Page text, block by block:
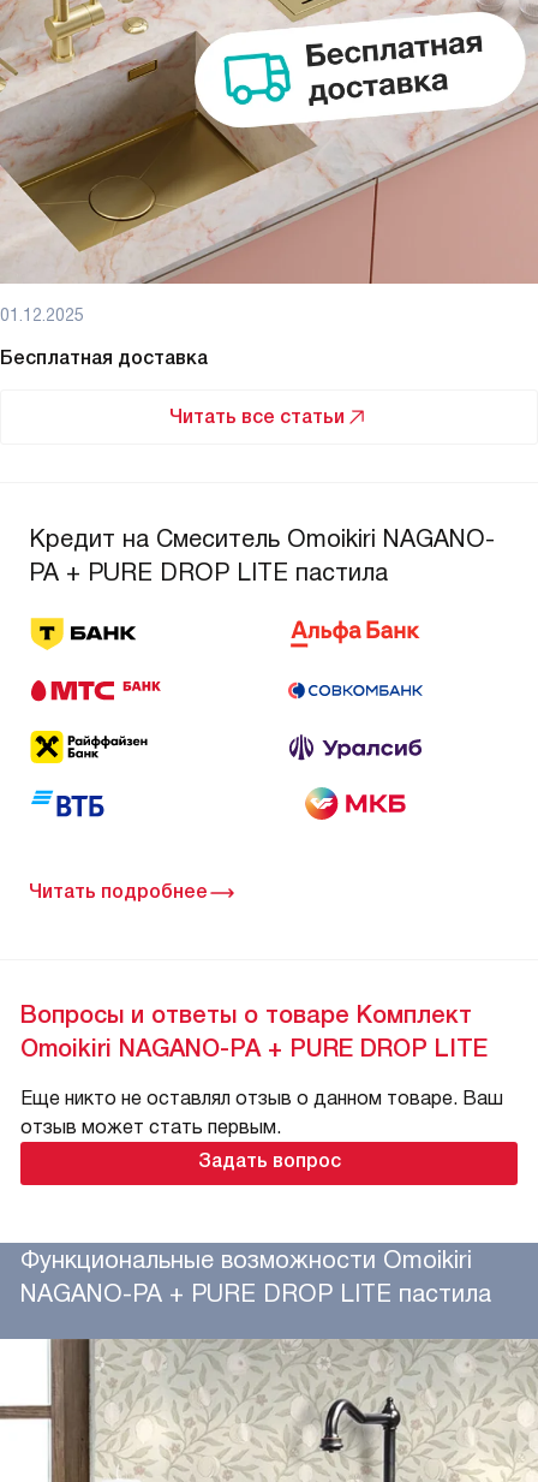
01.12.2025
Бесплатная доставка
Читать все статьи
Кредит на Смеситель Omoikiri NAGANO-
PA + PURE DROP LITE пастила
Читать подробнее
Вопросы и ответы о товаре Комплект
Omoikiri NAGANO-PA + PURE DROP LITE
Еще никто не оставлял отзыв о данном товаре. Ваш
отзыв может стать первым.
Задать вопрос
Функциональные возможности Omoikiri
NAGANO-PA + PURE DROP LITE пастила